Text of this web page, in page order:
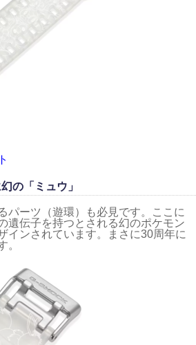
の「ミュウ」
パーツ（遊環）も必見です。ここに
遺伝子を持つとされる幻のポケモン
インされています。まさに30周年に
。